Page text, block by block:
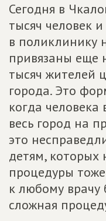
Сегодня в
тысяч человек
в поликлинику
привязаны еще
тысяч жителей
города. Это
когда
весь город на
это
детям, которых
процедуры
к любому врачу
сложная